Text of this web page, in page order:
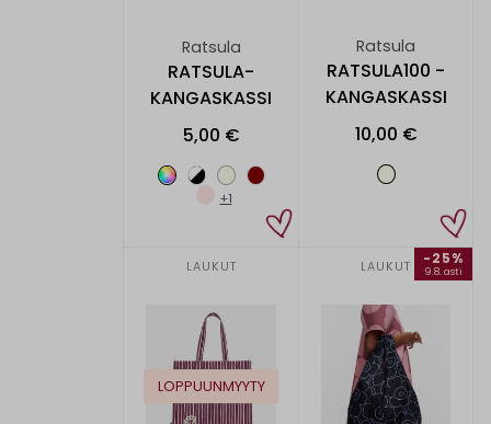
Ratsula
RATSULA-
KANGASKASSI
5,00 €
+1
Ratsula
RATSULA100 -
KANGASKASSI
10,00 €
LAUKUT
LOPPUUNMYYTY
LAUKUT -25%
9.8. asti